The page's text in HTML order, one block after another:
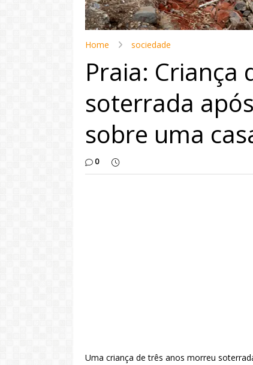
Home sociedade
Praia: Criança
soterrada
sobre uma
0
Uma criança de três anos morreu